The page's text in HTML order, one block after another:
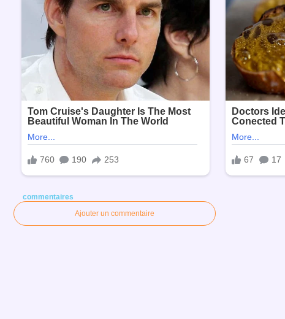
commentaires
Ajouter un commentaire